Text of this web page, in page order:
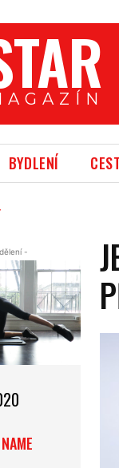
A G A Z Í N
BYDLENÍ
-